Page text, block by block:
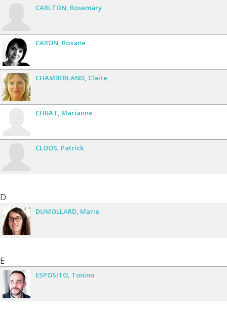
CARLTON Rosemary
CARON Roxane
CHAMBERLAND Claire
CHBAT Marianne
CLOOS Patrick
D
DUMOLLARD Marie
E
ESPOSITO Tonino